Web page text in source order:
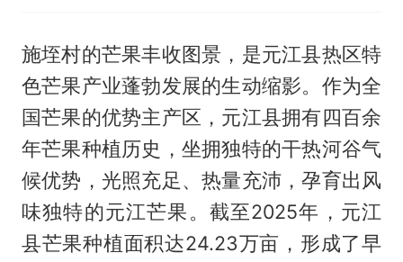
施垤村的芒果丰收图景，是元江县热区特
色芒果产业蓬勃发展的生动缩影。作为全
国芒果的优势主产区，元江县拥有四百余
年芒果种植历史，坐拥独特的干热河谷气
候优势，光照充足、热量充沛，孕育出风
味独特的元江芒果。截至2025年，元江
县芒果种植面积达24.23万亩，形成了早